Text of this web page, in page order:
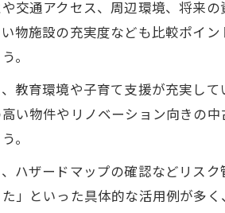
生野区空き家の不動産活用ア
空き家不動産購入で得られる
中古物件との違いを知る空き
リノベーション物件で理想の住ま
中古マンションリノベーショ
一戸建て不動産を理想の空間
交通アクセス、周辺環境、将来
物施設の充実度なども比較ポイ
。
教育環境や子育て支援が充実し
い物件やリノベーション向きの
。
ハザードマップの確認などリス
」といった具体的な活用例が多く